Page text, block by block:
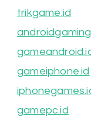
trikgame.id
gameiphone.id
gamepc.id